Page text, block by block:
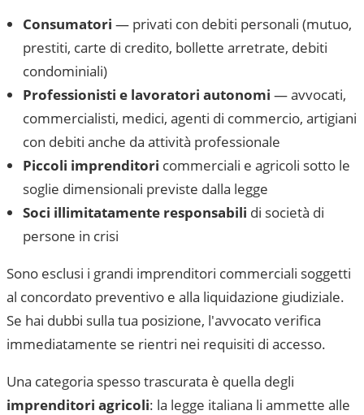
Consumatori — privati con debiti personali (mutuo,
prestiti, carte di credito, bollette arretrate, debiti
condominiali)
Professionisti e lavoratori autonomi — avvocati,
commercialisti, medici, agenti di commercio, artigiani
con debiti anche da attività professionale
Piccoli imprenditori commerciali e agricoli sotto le
soglie dimensionali previste dalla legge
Soci illimitatamente responsabili di società di
persone in crisi
Sono esclusi i grandi imprenditori commerciali soggetti
al concordato preventivo e alla liquidazione giudiziale.
Se hai dubbi sulla tua posizione, l'avvocato verifica
immediatamente se rientri nei requisiti di accesso.
Una categoria spesso trascurata è quella degli
imprenditori agricoli: la legge italiana li ammette alle